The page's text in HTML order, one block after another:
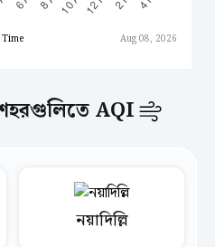
Time Aug 08, 2026
শহরগুলিতে AQI
নয়াদিল্লি